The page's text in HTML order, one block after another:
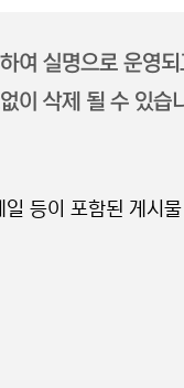
여 실명으로 운영
이 삭제 될 수 있습
등이 포함된 게시물